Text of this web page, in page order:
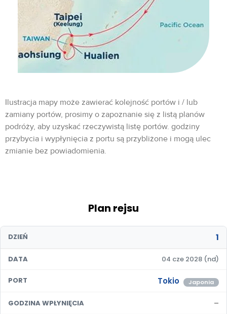
Ilustracja mapy może zawierać kolejność portów i / lub
zamiany portów, prosimy o zapoznanie się z listą planów
podróży, aby uzyskać rzeczywistą listę portów. godziny
przybycia i wypłynięcia z portu są przybliżone i mogą ulec
zmianie bez powiadomienia.
Plan rejsu
DZIEŃ 1
DATA 04 cze 2028 (nd)
PORT Tokio Japonia
GODZINA WPŁYNIĘCIA –